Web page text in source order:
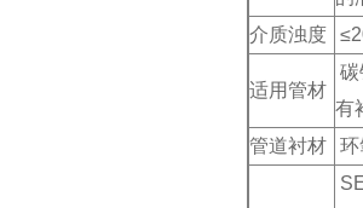
介质浊度
适用管材
有
管道衬材
环